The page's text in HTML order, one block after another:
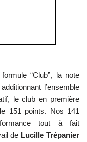
“Club”, la note
l’ensemble
le club en première
151 points. Nos 141
tout à fait
de Lucille Trépanier